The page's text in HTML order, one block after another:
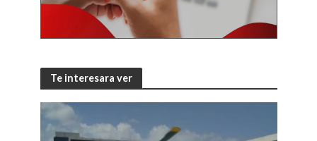
Te interesara ver